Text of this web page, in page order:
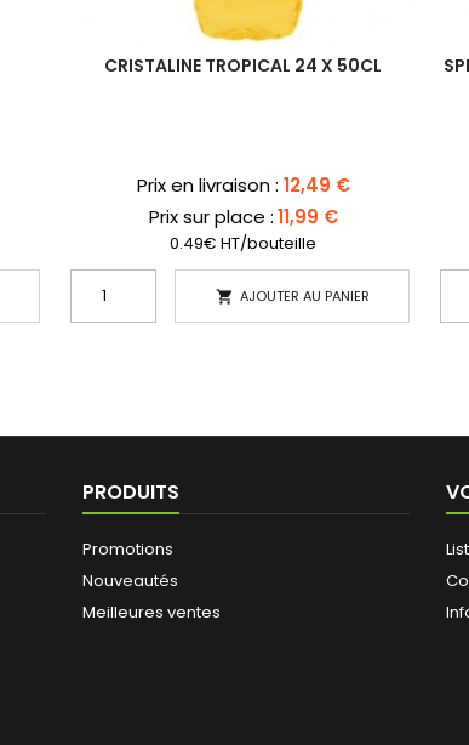
CRISTALINE TROPICAL 24 X 50CL
Prix
Prix en livraison : 12,49 €
Prix sur place :11,99 €
0.49€ HT/bouteille
 AJOUTER AU PANIER
PRODUITS
Promotions
Nouveautés
Meilleures ventes